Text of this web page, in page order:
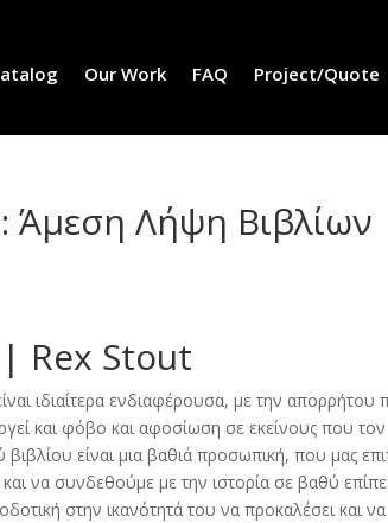
Our Work FAQ Project/Quote
Άμεση Λήψη Βιβλίων
| Rex Stout
ιδιαίτερα ενδιαφέρουσα, με την απορρήτου
και φόβο και αφοσίωση σε εκείνους που τον
είναι μια βαθιά προσωπική, που μας
να συνδεθούμε με την ιστορία σε βαθύ
στην ικανότητά του να προκαλέσει και να